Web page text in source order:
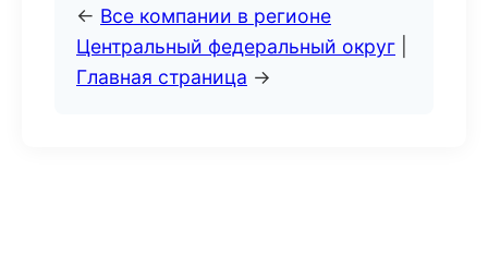
← Все компании в регионе
Центральный федеральный округ
Главная страница →